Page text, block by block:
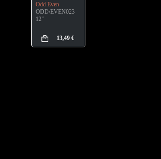
Odd Even
ODD/EVEN023
12"
13,49€